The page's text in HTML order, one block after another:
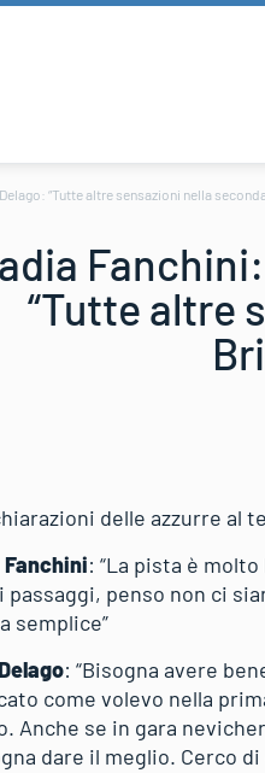
“Tutte altre sensazioni nella
“Tutte altre
delle azzurre al
: “La pista è
passaggi, penso non ci
semplice”
: “Bisogna avere
come volevo nella
Anche se in gara
dare il meglio. Cerco